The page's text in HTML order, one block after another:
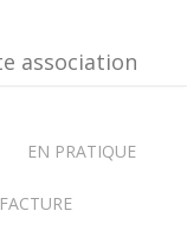
EN PRATIQUE
FACTURE